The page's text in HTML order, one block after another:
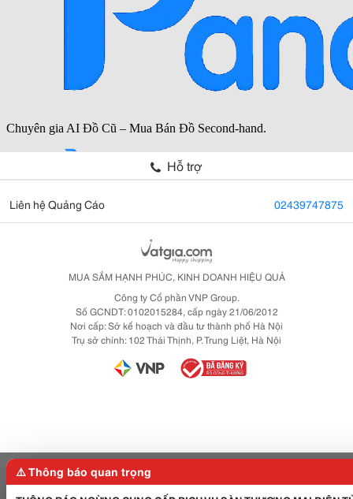
Hỗ trợ
Liên hệ Quảng Cáo 02439747875
MUA SẮM HẠNH PHÚC, KINH DOANH HIỆU QUẢ
Công ty Cổ phần VNP Group.
Số GCNDT: 0102015284, cấp ngày 21/06/2012
Nơi cấp: Sở kế hoạch và đầu tư thành phố Hà Nội
Trụ sở chính: 102 Thái Thịnh, P. Trung Liệt, Hà Nội
⚠️ Thông báo quan trọng